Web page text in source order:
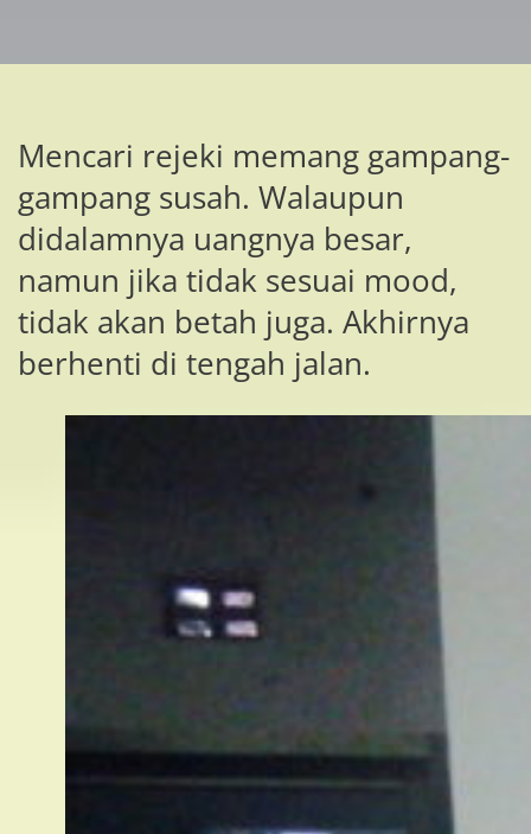
Mencari rejeki memang gampang-
gampang susah. Walaupun
didalamnya uangnya besar,
namun jika tidak sesuai mood,
tidak akan betah juga. Akhirnya
berhenti di tengah jalan.